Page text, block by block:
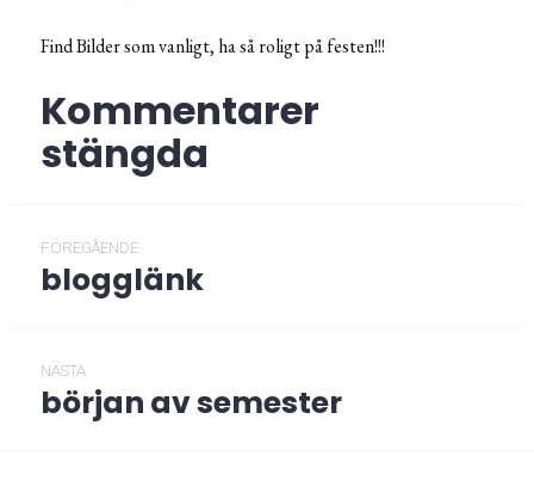
Find Bilder som vanligt, ha så roligt på festen!!!
Kommentarer
stängda
FÖREGÅENDE
Föregående
blogglänk
NÄSTA
Nästa
början av semester